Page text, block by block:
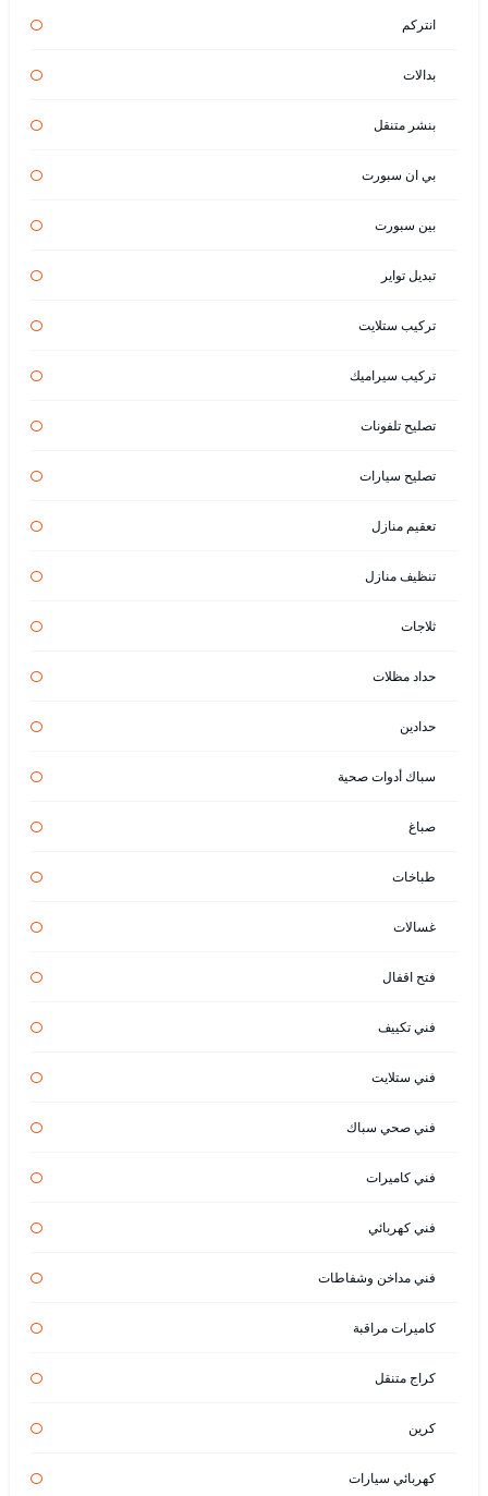
انتركم
بدالات
بنشر متنقل
بي ان سبورت
بين سبورت
تبديل تواير
تركيب ستلايت
تركيب سيراميك
تصليح تلفونات
تصليح سيارات
تعقيم منازل
تنظيف منازل
ثلاجات
حداد مظلات
حدادين
سباك أدوات صحية
صباغ
طباخات
غسالات
فتح اقفال
فني تكييف
فني ستلايت
فني صحي سباك
فني كاميرات
فني كهربائي
فني مداخن وشفاطات
كاميرات مراقبة
كراج متنقل
كرين
كهربائي سيارات